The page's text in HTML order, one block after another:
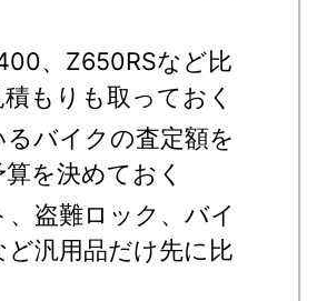
、Z650RSなど比
もりも取っておく
バイクの査定額を
を決めておく
盗難ロック、バイ
ど汎用品だけ先に比